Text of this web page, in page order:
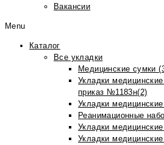
Вакансии
Menu
Каталог
Все укладки
Медицинские сумки
Укладки
приказ №1183н(2)
Укладки
Реанимационные
Укладки
Укладки